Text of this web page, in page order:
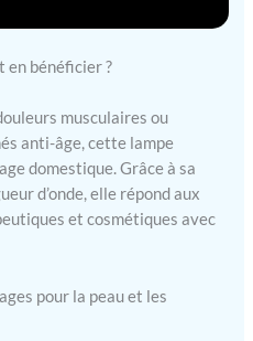
bénéficier ?
musculaires ou
anti-âge, cette lampe
domestique. Grâce à sa
d’onde, elle répond aux
et cosmétiques avec
pour la peau et les